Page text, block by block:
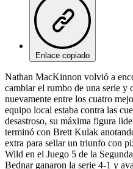
Enlace copiado
Nathan MacKinnon volvió a
cambiar el rumbo de una serie y
nuevamente entre los cuatro
equipo local estaba contra las
desastroso, su máxima figura
terminó con Brett Kulak
extra para sellar un triunfo con
Wild en el Juego 5 de la
Bednar ganaron la serie 4-1 y